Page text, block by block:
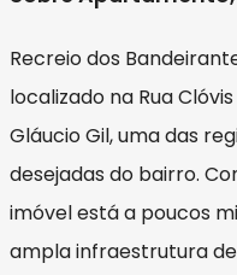
Recreio dos
localizado na Rua
Gláucio Gil, uma das
desejadas do bairro.
imóvel está a poucos
ampla infraestrutura